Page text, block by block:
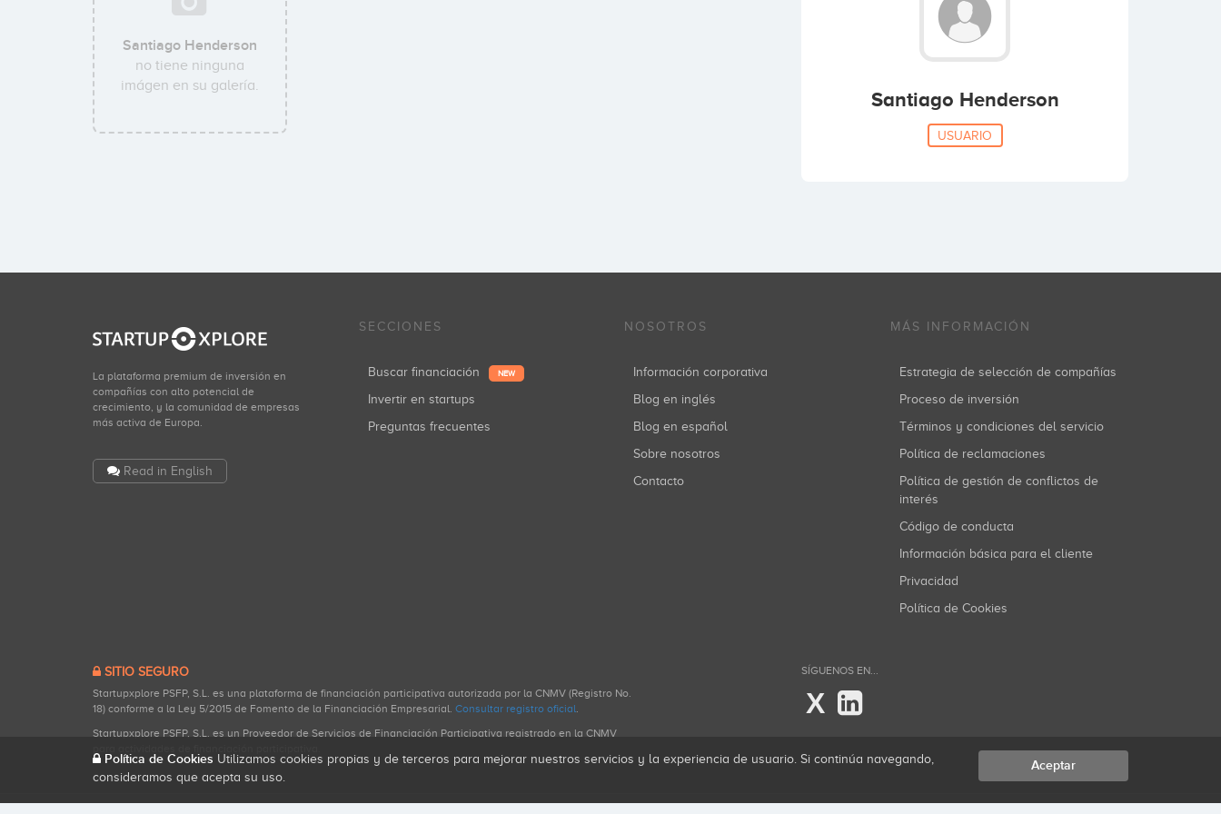
Santiago Henderson
no tiene ninguna
imágen en su galería.
Santiago Henderson
USUARIO
La plataforma premium de inversión en
compañías con alto potencial de
crecimiento, y la comunidad de empresas
más activa de Europa.
Read in English
SECCIONES
Buscar financiación NEW
Invertir en startups
Preguntas frecuentes
NOSOTROS
Información corporativa
Blog en inglés
Blog en español
Sobre nosotros
Contacto
MÁS INFORMACIÓN
Estrategia de selección de compañías
Proceso de inversión
Términos y condiciones del servicio
Política de reclamaciones
Política de gestión de conflictos de
interés
Código de conducta
Información básica para el cliente
Privacidad
Política de Cookies
SITIO SEGURO
Startupxplore PSFP, S.L. es una plataforma de financiación participativa autorizada por la CNMV (Registro No.
18) conforme a la Ley 5/2015 de Fomento de la Financiación Empresarial. Consultar registro oficial.
Startupxplore PSFP, S.L. es un Proveedor de Servicios de Financiación Participativa registrado en la CNMV
SÍGUENOS EN...
X
Política de Cookies Utilizamos cookies propias y de terceros para mejorar nuestros servicios y la experiencia de usuario. Si continúa navegando,
consideramos que acepta su uso.
Aceptar